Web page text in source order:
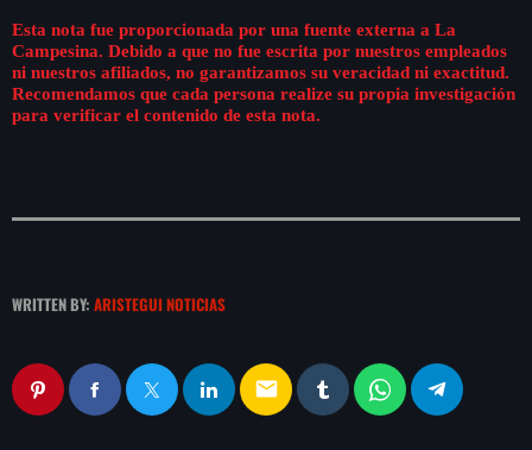
Esta nota fue proporcionada por una fuente externa a La
Campesina. Debido a que no fue escrita por nuestros empleados
ni nuestros afiliados, no garantizamos su veracidad ni exactitud.
Recomendamos que cada persona realize su propia investigación
para verificar el contenido de esta nota.
WRITTEN BY: ARISTEGUI NOTICIAS
email